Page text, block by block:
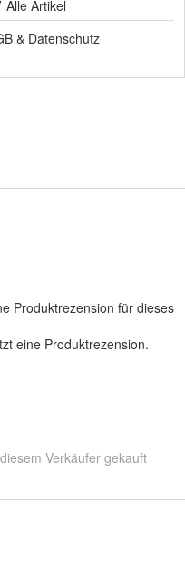
Alle Artikel
& Datenschutz
Produktrezension für dieses
eine Produktrezension.
Verkäufer gekauft